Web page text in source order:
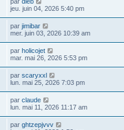
jeu. juin 04, 2026 5:40 pm
par jimibar
mer. juin 03, 2026 10:39 am
par holicojet
mar. mai 26, 2026 5:53 pm
par scaryxxl
lun. mai 25, 2026 7:03 pm
par claude
lun. mai 11, 2026 11:17 am
par ghtzepjvvv